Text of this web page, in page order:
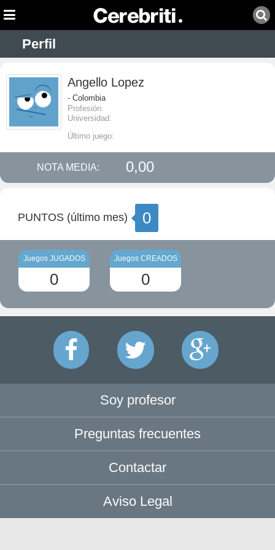
Perfil
Angello Lopez
- Colombia
Profesión:
Universidad:
Último juego:
NOTA MEDIA: 0,00
PUNTOS (último mes) 0
Juegos JUGADOS
0
Juegos CREADOS
0
Soy profesor
Preguntas frecuentes
Contactar
Aviso Legal